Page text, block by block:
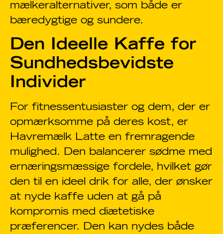
mælkeralternativer, som både er
bæredygtige og sundere.
Den Ideelle Kaffe for
Sundhedsbevidste
Individer
For fitnessentusiaster og dem, der er
opmærksomme på deres kost, er
Havremælk Latte en fremragende
mulighed. Den balancerer sødme med
ernæringsmæssige fordele, hvilket gør
den til en ideel drik for alle, der ønsker
at nyde kaffe uden at gå på
kompromis med diætetiske
præferencer. Den kan nydes både